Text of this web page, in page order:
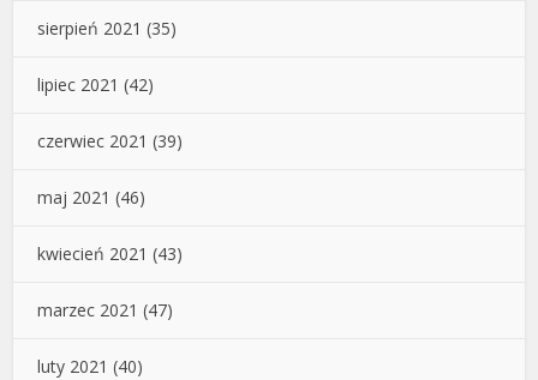
sierpień 2021 (35)
lipiec 2021 (42)
czerwiec 2021 (39)
maj 2021 (46)
kwiecień 2021 (43)
marzec 2021 (47)
luty 2021 (40)